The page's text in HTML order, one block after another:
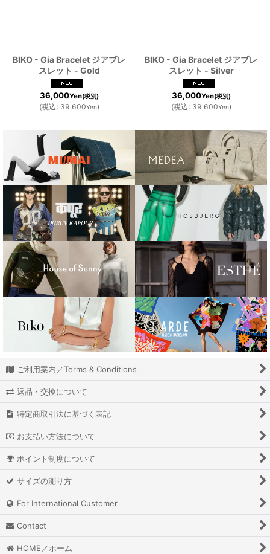
BIKO - Gia Bracelet ジアブレ
スレット - Gold
36,000Yen(税別)
(税込 : 39,600Yen)
BIKO - Gia Bracelet ジアブレ
スレット - Silver
36,000Yen(税別)
(税込 : 39,600Yen)
ご利用案内／Terms & Conditions
返品・交換について
特定商取引法に基づく表記
お支払い方法について
ポイント制度について
サイズの測り方
For International Customer
Contact
HOME／ホーム